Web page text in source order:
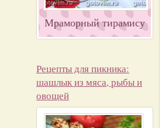
Мраморный тирамису
Рецепты для пикника:
шашлык из мяса, рыбы и
овощей